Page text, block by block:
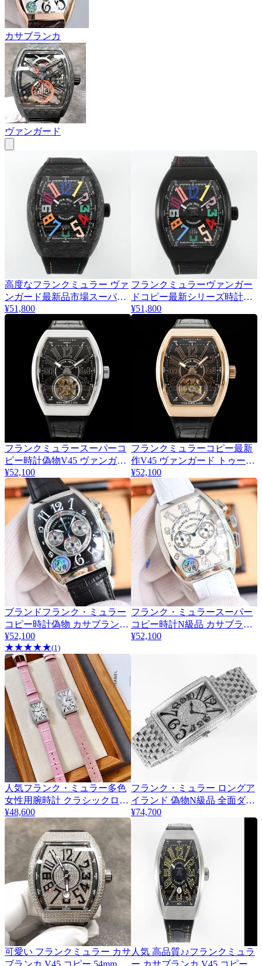
カサブランカ
ヴァンガード
高度なフランクミュラー ヴァ
ンガード最新品市場スーパー
コピーシリーズ 175482
¥51,800
フランクミュラーヴァンガー
ドコピー最新シリーズ時計品
質が保証 175483
¥51,800
フランクミュラースーパーコ
ピー時計偽物V45 ヴァンガー
ド トゥールビヨンシリーズ
167083
¥52,100
フランクミュラーコピー最新
作V45 ヴァンガード トゥール
ビヨンシリーズ 167089
¥52,100
ブランドフランク・ミュラー
コピー時計偽物 カサブランカ
ワイン樽シリーズ FM25008
¥52,100
★★★★★(1)
フランク・ミュラースーパー
コピー時計N級品 カサブラン
カ ワイン樽シリーズ FM25005
¥52,100
人気フランク・ミュラー多色
女性用腕時計 クラシックロン
グアイランドシリーズ
FM400583
¥48,600
フランク・ミュラー ロングア
イランド 偽物N級品 全面ダイ
ヤ frx55023
¥74,700
可愛い フランクミュラー カサ
ブランカ V45 コピー 54mm
人気 高品質♪♪フランクミュラ
ー カサブランカ V45 コピー